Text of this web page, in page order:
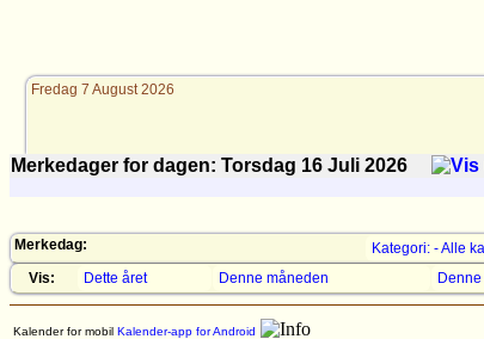
Fredag 7 August 2026
Merkedager for dagen: Torsdag 16 Juli 2026
Merkedag:
Kategori: - Alle
Vis:
Dette året Denne måneden
Kalender for mobil Kalender-app for Android